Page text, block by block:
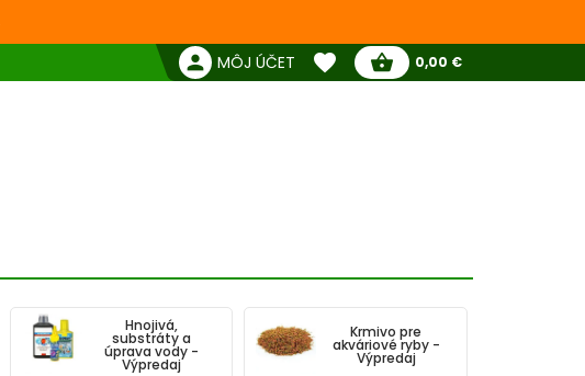
person MÔJ ÚČET favorite shopping_basket 0,00 €
Hnojivá,
substráty a
úprava vody -
Výpredaj
Krmivo pre
akváriové ryby -
Výpredaj